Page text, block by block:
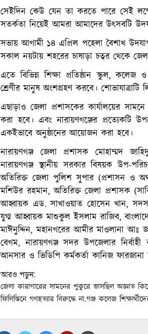
সেইদিন কেউ যেন তা করতে পারে সেই
সতর্কতা নিয়েই আমরা আমাদের উৎসবটি
সভায় আগামী ১৪ এপ্রিল পহেলা বৈশাখ
সকাল নয়টায় শহরের চাষাড়া চত্বর থেকে
এতে বিভিন্ন শিক্ষা প্রতিষ্ঠান স্কুল,
শ্রেণীর মানুষ অংশগ্রহণ করবে।
এছাড়াও জেলা প্রশাসকের কার্যালয়ের
করা হবে। এবং নারায়ণগঞ্জের প্রত্যেকটি
একইভাবে অনুষ্ঠানের আয়োজন করা হবে।
নারায়ণগঞ্জ জেলা প্রশাসক মোহাম্মদ
নারায়ণগঞ্জ স্থানীয় সরকার বিষয়ক উপ-
অতিরিক্ত জেলা পুলিশ সুপার (প্রশাসন ও
মশিউর রহমান, অতিরিক্ত জেলা প্রশাসক
আহ্বায়ক এড. সাখাওয়াত হোসেন খান,
যুগ্ম আহ্বায়ক মাশুকুল ইসলাম রাজিব,
মাঈনুদ্দিন, মহানগরের আমীর মাওলানা আঃ
বেগম, নারায়ণগঞ্জ সদর উপজেলার নির্বাহী
আনসার ও ভিডিপি কর্মকর্তা কানিজ ফারজানা
আরও পড়ুন:
জেলা কারাগারের সামনের পুকুরে ভাসছিল অজ্ঞাত
ফিলিস্তিনে গণহত্যার বিরুদ্ধে না.গঞ্জ কলেজ